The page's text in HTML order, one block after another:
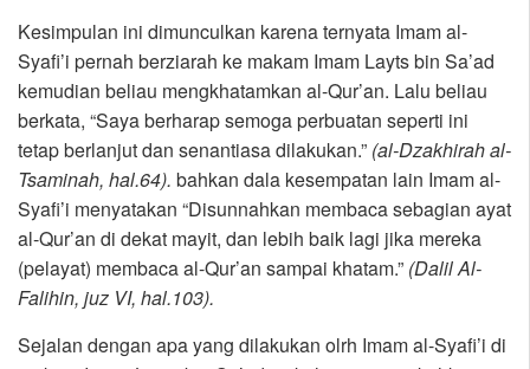
Kesimpulan ini dimunculkan karena ternyata Imam al-
Syafi’i pernah berziarah ke makam Imam Layts bin Sa’ad
kemudian beliau mengkhatamkan al-Qur’an. Lalu beliau
berkata, “Saya berharap semoga perbuatan seperti ini
tetap berlanjut dan senantiasa dilakukan.” (al-Dzakhirah al-
Tsaminah, hal.64). bahkan dala kesempatan lain Imam al-
Syafi’i menyatakan “Disunnahkan membaca sebagian ayat
al-Qur’an di dekat mayit, dan lebih baik lagi jika mereka
(pelayat) membaca al-Qur’an sampai khatam.” (Dalil Al-
Falihin, juz VI, hal.103).
Sejalan dengan apa yang dilakukan olrh Imam al-Syafi’i di